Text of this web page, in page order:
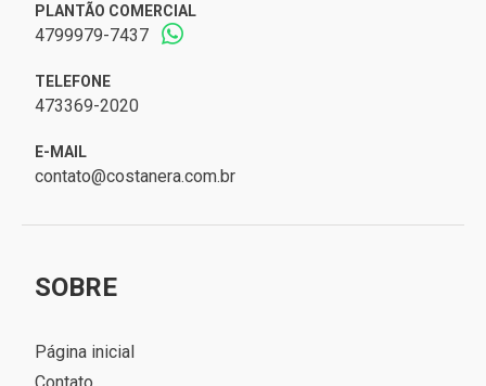
PLANTÃO COMERCIAL
4799979-7437
TELEFONE
473369-2020
E-MAIL
contato@costanera.com.br
SOBRE
Página inicial